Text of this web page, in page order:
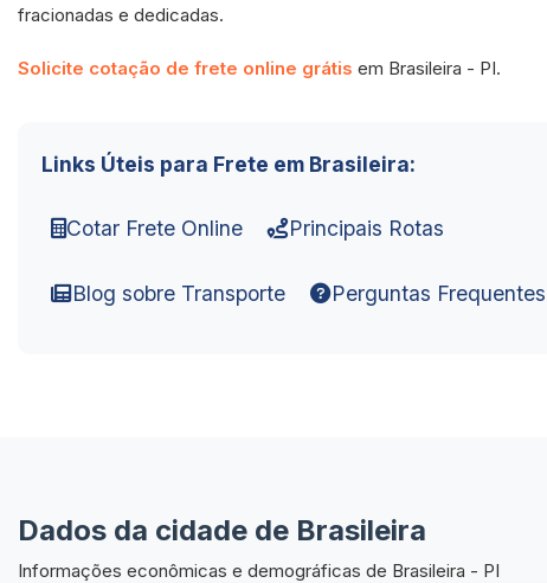
fracionadas e dedicadas.
Solicite cotação de frete online grátis em Brasileira - PI.
Links Úteis para Frete em Brasileira:
Cotar Frete Online Principais Rotas
Blog sobre Transporte Perguntas Frequentes
Dados da cidade de Brasileira
Informações econômicas e demográficas de Brasileira - PI